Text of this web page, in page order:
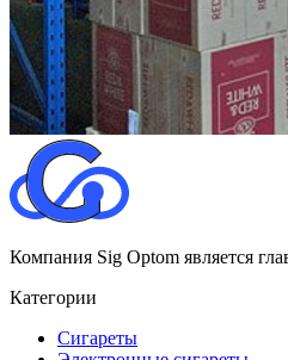
Компания Sig Optom является
Категории
Сигареты